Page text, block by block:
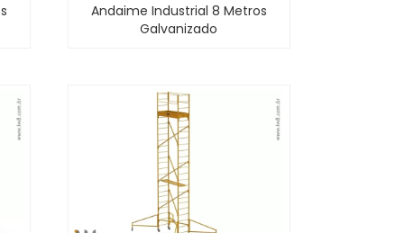
Andaime Industrial 8 Metros
Galvanizado